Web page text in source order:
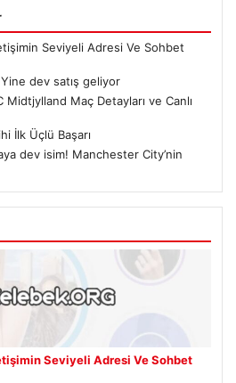
Seviyeli Adresi Ve Sohbet
dev satış geliyor
Midtjylland Maç Detayları ve Canlı
İlk Üçlü Başarı
dev isim! Manchester City’nin
Seviyeli Adresi Ve Sohbet